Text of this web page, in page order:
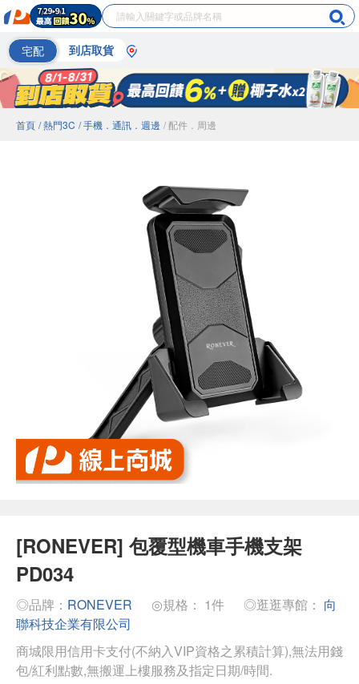
宅配 到店取貨
首頁 / 熱門3C / 手機．通訊．週邊 / 配件．周邊
[RONEVER] 包覆型機車手機支架
PD034
◎品牌： RONEVER ◎規格： 1件 ◎逛逛專館： 向
聯科技企業有限公司
商城限用信用卡支付(不納入VIP資格之累積計算),無法用錢
包/紅利點數,無搬運上樓服務及指定日期/時間.